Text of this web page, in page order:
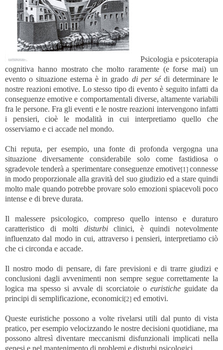
Psicologia e psicoterapia
cognitiva hanno mostrato che molto raramente (e forse mai) un
evento o situazione esterna è in grado di per sédi determinare le
nostre reazioni emotive. Lo stesso tipo di evento è seguito infatti da
conseguenze emotive e comportamentali diverse, altamente variabili
fra le persone. Fra gli eventi e le nostre reazioni intervengono infatti
i pensieri, cioè le modalità in cui interpretiamo quello che
osserviamo e ci accade nel mondo.
Chi reputa, per esempio, una fonte di profonda vergogna una
situazione diversamente considerabile solo come fastidiosa o
sgradevole tenderà a sperimentare conseguenze emotive[1] connesse
in modo proporzionale alla gravità del suo giudizio ed a stare quindi
molto male quando potrebbe provare solo emozioni spiacevoli poco
intense e di breve durata.
Il malessere psicologico, compreso quello intenso e duraturo
caratteristico di molti disturbiclinici, è quindi notevolmente
influenzato dal modo in cui, attraverso i pensieri, interpretiamo ciò
che ci circonda e accade.
Il nostro modo di pensare, di fare previsioni e di trarre giudizi e
conclusioni dagli avvenimenti non sempre segue correttamente la
logica ma spesso si avvale di scorciatoie o euristiche guidate da
principi di semplificazione, economici[2] ed emotivi.
Queste euristiche possono a volte rivelarsi utili dal punto di vista
pratico, per esempio velocizzando le nostre decisioni quotidiane, ma
possono altresì diventare meccanismi disfunzionali implicati nella
genesi e nel mantenimento di problemi e disturbi psicologici.